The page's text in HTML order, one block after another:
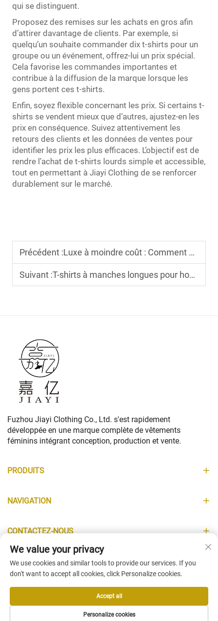
qui se distinguent.
Proposez des remises sur les achats en gros afin
d’attirer davantage de clients. Par exemple, si
quelqu’un souhaite commander dix t-shirts pour un
groupe ou un événement, offrez-lui un prix spécial.
Cela favorise les commandes importantes et
contribue à la diffusion de la marque lorsque les
gens portent ces t-shirts.
Enfin, soyez flexible concernant les prix. Si certains t-
shirts se vendent mieux que d’autres, ajustez-en les
prix en conséquence. Suivez attentivement les
retours des clients et les données de ventes pour
identifier les prix les plus efficaces. L’objectif est de
rendre l’achat de t-shirts lourds simple et accessible,
tout en permettant à Jiayi Clothing de se renforcer
durablement sur le marché.
Précédent :Luxe à moindre coût : Comment approvisionner des hauts en laine à forte marge pour femmes
Suivant :T-shirts à manches longues pour hommes : équilibrer confort et résistance industrielle
Fuzhou Jiayi Clothing Co., Ltd. s'est rapidement
développée en une marque complète de vêtements
féminins intégrant conception, production et vente.
PRODUITS
NAVIGATION
CONTACTEZ-NOUS
INFORMATIONS
Copyright © Fuzhou Jiayi Clothing Co., Ltd. All Rights Reserved -
We value your privacy
We use cookies and similar tools to provide our services. If you
don't want to accept all cookies, click Personalize cookies.
Personalize cookies
Accept all